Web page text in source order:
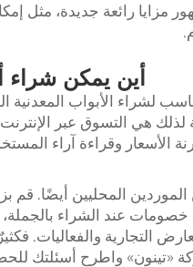
مزايا رائعة جديدة، مثل
أين يمكن شراء
لشراء الأبواب
هي التسوق عبر
الأسعار وقراءة آراء
المحليين أيضًا. قم
خصومات عند الشراء
التجارية والفعاليات.
«تينون» واطرح أسئلتك